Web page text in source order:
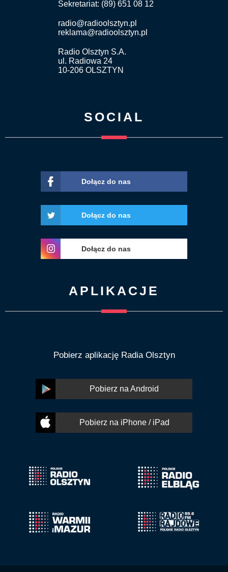
Sekretariat: (89) 651 08 12
radio@radioolsztyn.pl
reklama@radioolsztyn.pl
Radio Olsztyn S.A.
ul. Radiowa 24
10-206 OLSZTYN
SOCIAL
Dołącz do nas
Dołącz do nas
Dołącz do nas
APLIKACJE
Pobierz aplikację Radia Olsztyn
Pobierz na Android
Pobierz na iPhone / iPad